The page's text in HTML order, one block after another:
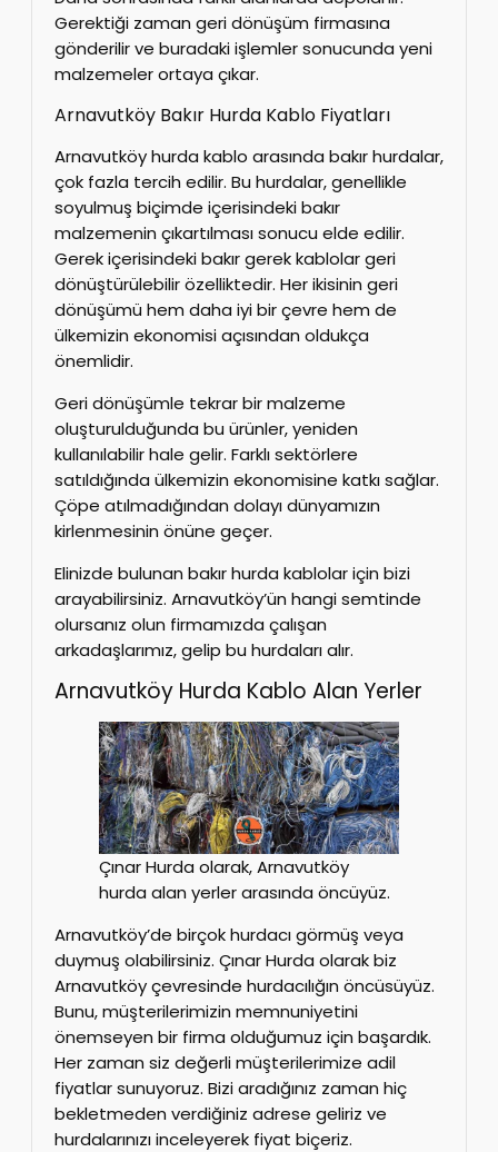
Gerektiği zaman geri dönüşüm firmasına
gönderilir ve buradaki işlemler sonucunda yeni
malzemeler ortaya çıkar.
Arnavutköy Bakır Hurda Kablo Fiyatları
Arnavutköy hurda kablo arasında bakır hurdalar,
çok fazla tercih edilir. Bu hurdalar, genellikle
soyulmuş biçimde içerisindeki bakır
malzemenin çıkartılması sonucu elde edilir.
Gerek içerisindeki bakır gerek kablolar geri
dönüştürülebilir özelliktedir. Her ikisinin geri
dönüşümü hem daha iyi bir çevre hem de
ülkemizin ekonomisi açısından oldukça
önemlidir.
Geri dönüşümle tekrar bir malzeme
oluşturulduğunda bu ürünler, yeniden
kullanılabilir hale gelir. Farklı sektörlere
satıldığında ülkemizin ekonomisine katkı sağlar.
Çöpe atılmadığından dolayı dünyamızın
kirlenmesinin önüne geçer.
Elinizde bulunan bakır hurda kablolar için bizi
arayabilirsiniz. Arnavutköy’ün hangi semtinde
olursanız olun firmamızda çalışan
arkadaşlarımız, gelip bu hurdaları alır.
Arnavutköy Hurda Kablo Alan Yerler
Çınar Hurda olarak, Arnavutköy
hurda alan yerler arasında öncüyüz.
Arnavutköy’de birçok hurdacı görmüş veya
duymuş olabilirsiniz. Çınar Hurda olarak biz
Arnavutköy çevresinde hurdacılığın öncüsüyüz.
Bunu, müşterilerimizin memnuniyetini
önemseyen bir firma olduğumuz için başardık.
Her zaman siz değerli müşterilerimize adil
fiyatlar sunuyoruz. Bizi aradığınız zaman hiç
bekletmeden verdiğiniz adrese geliriz ve
hurdalarınızı inceleyerek fiyat biçeriz.